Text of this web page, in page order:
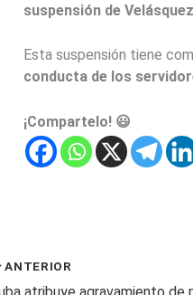
suspensión de
Esta suspensión tiene
conducta de los
¡Compartelo! 😃
ANTERIOR